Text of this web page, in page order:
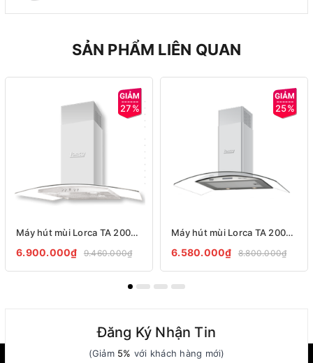
SẢN PHẨM LIÊN QUAN
27%
Máy hút mùi Lorca TA 2005P – 70cm
6.900.000₫ 9.460.000₫
25%
Máy hút mùi Lorca TA 2005S
6.580.000₫ 8.800.000₫
Đăng Ký Nhận Tin
(Giảm 5% với khách hàng mới)